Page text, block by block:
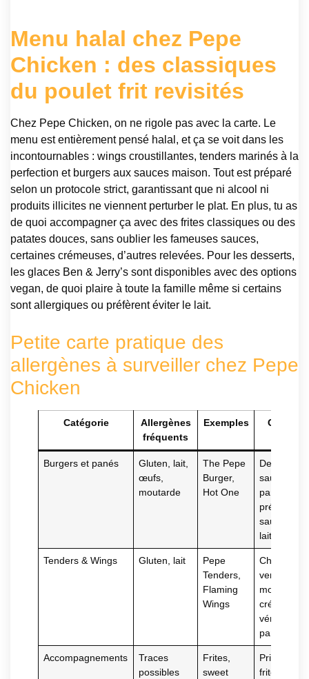
Menu halal chez Pepe
Chicken : des classiques
du poulet frit revisités
Chez Pepe Chicken, on ne rigole pas avec la carte. Le
menu est entièrement pensé halal, et ça se voit dans les
incontournables : wings croustillantes, tenders marinés à la
perfection et burgers aux sauces maison. Tout est préparé
selon un protocole strict, garantissant que ni alcool ni
produits illicites ne viennent perturber le plat. En plus, tu as
de quoi accompagner ça avec des frites classiques ou des
patates douces, sans oublier les fameuses sauces,
certaines crémeuses, d’autres relevées. Pour les desserts,
les glaces Ben & Jerry’s sont disponibles avec des options
vegan, de quoi plaire à toute la famille même si certains
sont allergiques ou préfèrent éviter le lait.
Petite carte pratique des
allergènes à surveiller chez Pepe
Chicken
Catégorie
Allergènes
fréquents
Exemples
Conseil
Burgers et panés
Gluten, lait,
œufs,
moutarde
The Pepe
Burger,
Hot One
Demander
sauce à
part,
préférer
sauces
laitières
Tenders & Wings Gluten, lait
Pepe
Tenders,
Flaming
Wings
Choisir
versions
moins
vérifier
panure
Accompagnements
Traces
possibles
Frites,
sweet
Privilégier
frites